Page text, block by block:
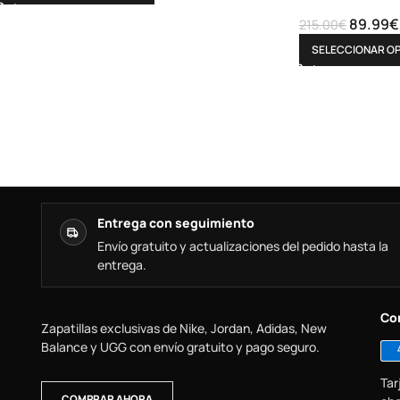
215.00€ 89.99€
SELECCIONAR
Entrega con seguimiento
Envío gratuito y actualizaciones del pedido hasta la
entrega.
Zapatillas exclusivas de Nike, Jordan, Adidas, New
Balance y UGG con envío gratuito y pago seguro.